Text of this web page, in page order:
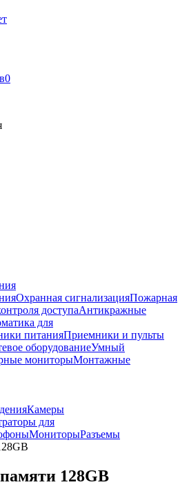
0
Охранная сигнализацияПожарная
доступаАнтикражные
для
питанияПриемники и пульты
оборудованиеУмный
мониторыМонтажные
Камеры
для
МониторыРазъемы
128GB